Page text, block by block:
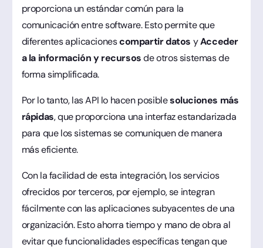
proporciona un estándar común para la
comunicación entre software. Esto permite que
diferentes aplicacionescompartir datos yAcceder
a la informacióny recursosde otros sistemas de
forma simplificada.
Por lo tanto, las API lo hacen posiblesoluciones más
rápidas, que proporciona una interfaz estandarizada
para que los sistemas se comuniquen de manera
más eficiente.
Con la facilidad de esta integración, los servicios
ofrecidos por terceros, por ejemplo, se integran
fácilmente con las aplicaciones subyacentes de una
organización. Esto ahorra tiempo y mano de obra al
evitar que funcionalidades específicas tengan que